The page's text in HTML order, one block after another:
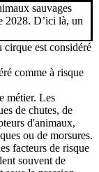
sauvages
2028. D’ici là, un
cirque est considéré
comme à risque
métier. Les
de chutes, de
d'animaux,
ou de morsures.
facteurs de risque
souvent de